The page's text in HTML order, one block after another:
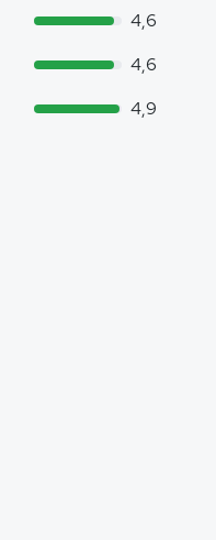
4,6
4,6
4,9